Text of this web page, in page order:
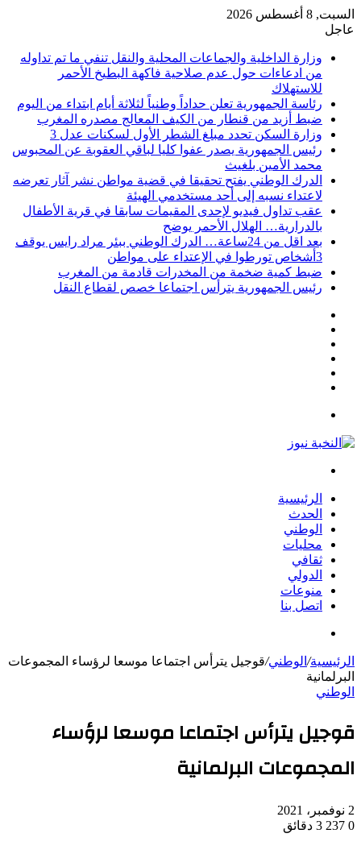
السبت, 8 أغسطس 2026
عاجل
وزارة الداخلية والجماعات المحلية والنقل تنفي ما تم تداوله
من ادعاءات حول عدم صلاحية فاكهة البطيخ الأحمر
للاستهلاك
رئاسة الجمهورية تعلن حداداً وطنياً لثلاثة أيام ابتداء من اليوم
ضبط أزيد من قنطار من الكيف المعالج مصدره المغرب
وزارة السكن تحدد مبلغ الشطر الأول لسكنات عدل 3
رئيس الجمهورية يصدر عفوا كليا لباقي العقوبة عن المحبوس
محمد الأمين بلغيث
الدرك الوطني يفتح تحقيقا في قضية مواطن نشر آثار تعرضه
لاعتداء نسبه إلى أحد مستخدمي الهيئة
عقب تداول فيديو لإحدى المقيمات سابقا في قرية الأطفال
بالدرارية… الهلال الأحمر يوضح
بعد اقل من 24ساعة… الدرك الوطني ببئر مراد رايس يوقف
3أشخاص تورطوا في الإعتداء على مواطن
ضبط كمية ضخمة من المخدرات قادمة من المغرب
رئيس الجمهورية يترأس اجتماعا خصص لقطاع النقل
الرئيسية
الحدث
الوطني
محليات
ثقافي
الدولي
منوعات
اتصل بنا
الرئيسية/ الوطني/قوجيل يترأس اجتماعا موسعا لرؤساء المجموعات
البرلمانية
الوطني
قوجيل يترأس اجتماعا موسعا لرؤساء
المجموعات البرلمانية
2 نوفمبر، 2021
0
3 دقائق